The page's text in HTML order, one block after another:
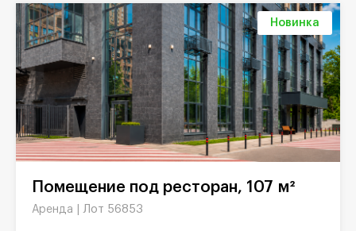
Новинка
Помещение под ресторан, 107 м²
Аренда | Лот 56853